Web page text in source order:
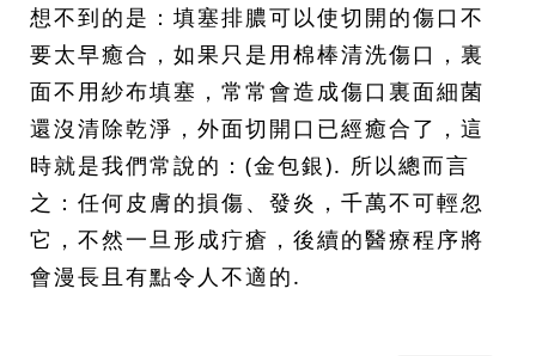
想不到的是：填塞排膿可以使切開的傷口不
要太早癒合，如果只是用棉棒清洗傷口，裏
面不用紗布填塞，常常會造成傷口裏面細菌
還沒清除乾淨，外面切開口已經癒合了，這
時就是我們常說的：(金包銀). 所以總而言
之：任何皮膚的損傷、發炎，千萬不可輕忽
它，不然一旦形成疔瘡，後續的醫療程序將
會漫長且有點令人不適的.